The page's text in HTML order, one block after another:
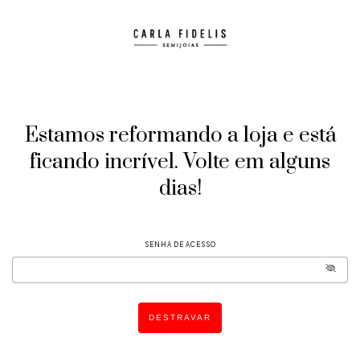
Estamos reformando a loja e está
ficando incrível. Volte em alguns
dias!
SENHA DE ACESSO
DESTRAVAR